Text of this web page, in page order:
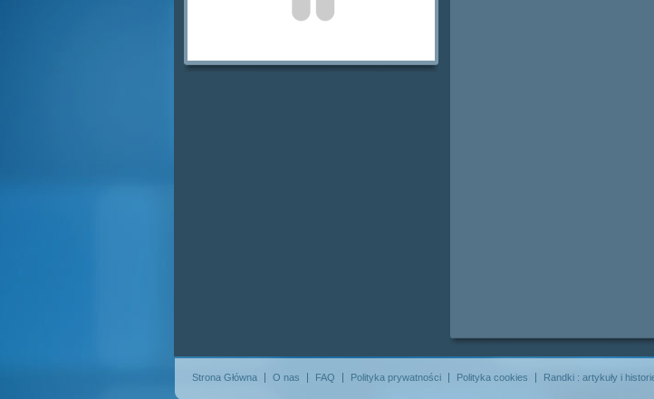
Strona Główna O nas FAQ Polityka prywatności Polityka cookies Randki : artykuły i